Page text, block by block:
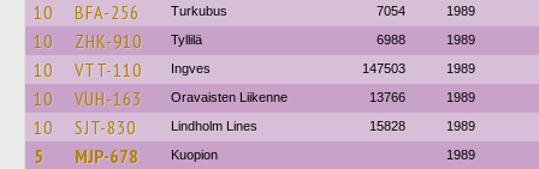
10 BFA-256 Turkubus 7054 1989
10 ZHK-910 Tyllilä 6988 1989
10 VTT-110 Ingves 147503 1989
10 VUH-163 Oravaisten Liikenne 13766 1989
10 SJT-830 Lindholm Lines 15828 1989
5 MJP-678 Kuopion 1989